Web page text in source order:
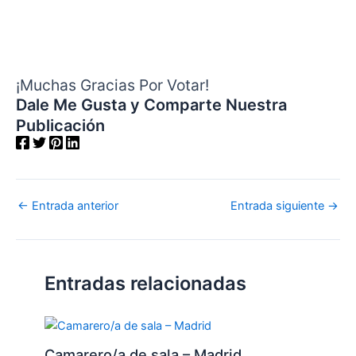
¡Muchas Gracias Por Votar!
Dale Me Gusta y Comparte Nuestra
Publicación
← Entrada anterior Entrada siguiente →
Entradas relacionadas